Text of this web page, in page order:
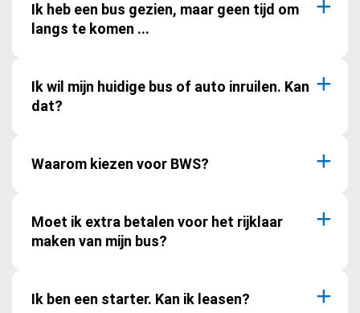
Ik heb een bus gezien, maar geen tijd om
langs te komen ...
Ik wil mijn huidige bus of auto inruilen. Kan
dat?
Waarom kiezen voor BWS?
Moet ik extra betalen voor het rijklaar
maken van mijn bus?
Ik ben een starter. Kan ik leasen?